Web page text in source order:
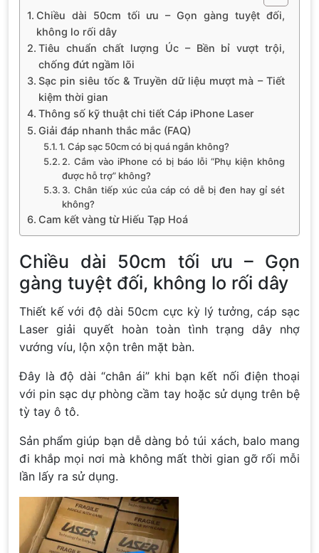
Chiều dài 50cm tối ưu – Gọn gàng tuyệt đối,
không lo rối dây
Tiêu chuẩn chất lượng Úc – Bền bỉ vượt trội,
chống đứt ngầm lõi
Sạc pin siêu tốc & Truyền dữ liệu mượt mà – Tiết
kiệm thời gian
Thông số kỹ thuật chi tiết Cáp iPhone Laser
Giải đáp nhanh thắc mắc (FAQ)
1. Cáp sạc 50cm có bị quá ngắn không?
2. Cắm vào iPhone có bị báo lỗi “Phụ kiện không
được hỗ trợ” không?
3. Chân tiếp xúc của cáp có dễ bị đen hay gỉ sét
không?
Cam kết vàng từ Hiếu Tạp Hoá
Chiều dài 50cm tối ưu – Gọn
gàng tuyệt đối, không lo rối dây
Thiết kế với độ dài 50cm cực kỳ lý tưởng, cáp sạc
Laser giải quyết hoàn toàn tình trạng dây nhợ
vướng víu, lộn xộn trên mặt bàn.
Đây là độ dài “chân ái” khi bạn kết nối điện thoại
với pin sạc dự phòng cầm tay hoặc sử dụng trên bệ
tỳ tay ô tô.
Sản phẩm giúp bạn dễ dàng bỏ túi xách, balo mang
đi khắp mọi nơi mà không mất thời gian gỡ rối mỗi
lần lấy ra sử dụng.